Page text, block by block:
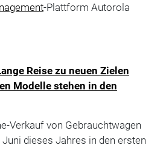
-Plattform Autorola
Reise zu neuen Zielen
Modelle stehen in den
Verkauf von Gebrauchtwagen
dieses Jahres in den ersten